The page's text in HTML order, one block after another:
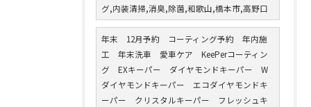
グ,内装清掃,消臭,除菌,和歌山,橋本市,高野口
年末 12月予約 コーティング予約 年内施
工 年末洗車 愛車ケア KeePerコーティン
グ EXキーパー ダイヤモンドキーパー W
ダイヤモンドキーパー エコダイヤモンドキ
ーパー クリスタルキーパー フレッシュキ